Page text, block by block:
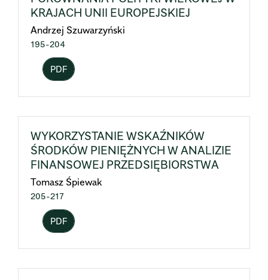
KRAJACH UNII EUROPEJSKIEJ
Andrzej Szuwarzyński
195-204
PDF
WYKORZYSTANIE WSKAŹNIKÓW
ŚRODKÓW PIENIĘŻNYCH W ANALIZIE
FINANSOWEJ PRZEDSIĘBIORSTWA
Tomasz Śpiewak
205-217
PDF